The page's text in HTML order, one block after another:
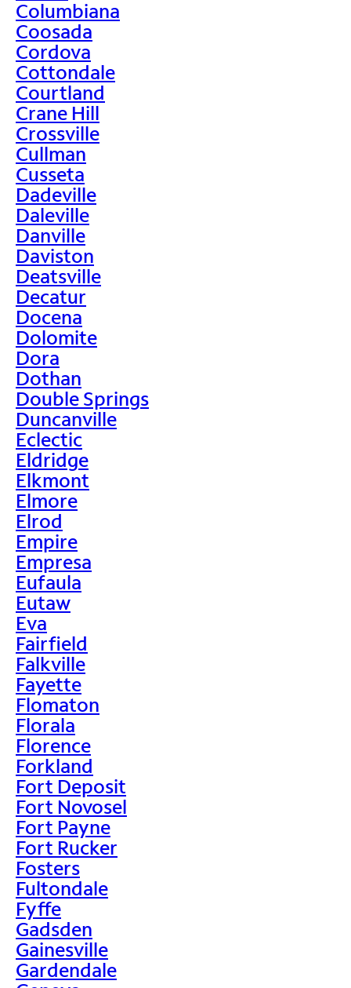
Columbiana
Coosada
Cordova
Cottondale
Courtland
Crane Hill
Crossville
Cullman
Cusseta
Dadeville
Daleville
Danville
Daviston
Deatsville
Decatur
Docena
Dolomite
Dora
Dothan
Double Springs
Duncanville
Eclectic
Eldridge
Elkmont
Elmore
Elrod
Empire
Empresa
Eufaula
Eutaw
Eva
Fairfield
Falkville
Fayette
Flomaton
Florala
Florence
Forkland
Fort Deposit
Fort Novosel
Fort Payne
Fort Rucker
Fosters
Fultondale
Fyffe
Gadsden
Gainesville
Gardendale